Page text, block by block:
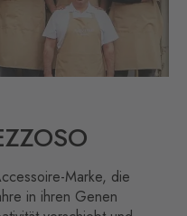
Marke, die
in ihren Genen